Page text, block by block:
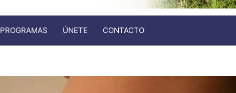
PROGRAMAS ÚNETE CONTACTO